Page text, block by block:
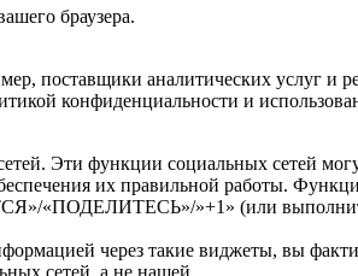
браузера.
поставщики аналитических услуг и
конфиденциальности и
Эти функции социальных сетей
их правильной работы.
«ПОДЕЛИТЕСЬ»/»+1» (или
через такие виджеты, вы